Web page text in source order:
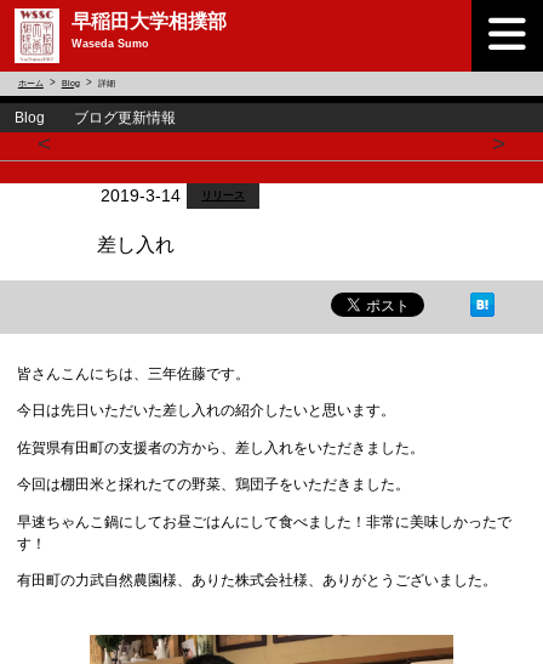
早稲田大学相撲部
Waseda Sumo
ホーム Blog 詳細
Blog ブログ更新情報
< >
2019-3-14 リリース
差し入れ
皆さんこんにちは、三年佐藤です。
今日は先日いただいた差し入れの紹介したいと思います。
佐賀県有田町の支援者の方から、差し入れをいただきました。
今回は棚田米と採れたての野菜、鶏団子をいただきました。
早速ちゃんこ鍋にしてお昼ごはんにして食べました！非常に美味しかったで
す！
有田町の力武自然農園様、ありた株式会社様、ありがとうございました。